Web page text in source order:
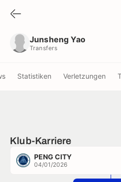
Junsheng Yao
Transfers
Statistiken Verletzungen
Klub-Karriere
PENG CITY
04/01/2026